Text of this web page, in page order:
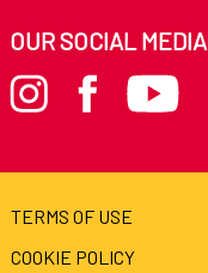
OUR SOCIAL MEDIA
TERMS OF USE
COOKIE POLICY